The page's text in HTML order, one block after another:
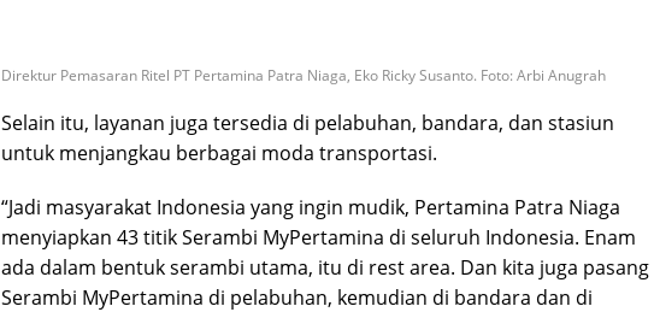
Direktur Pemasaran Ritel PT Pertamina Patra Niaga, Eko Ricky Susanto. Foto: Arbi Anugrah
Selain itu, layanan juga tersedia di pelabuhan, bandara, dan stasiun
untuk menjangkau berbagai moda transportasi.
“Jadi masyarakat Indonesia yang ingin mudik, Pertamina Patra Niaga
menyiapkan 43 titik Serambi MyPertamina di seluruh Indonesia. Enam
ada dalam bentuk serambi utama, itu di rest area. Dan kita juga pasang
Serambi MyPertamina di pelabuhan, kemudian di bandara dan di